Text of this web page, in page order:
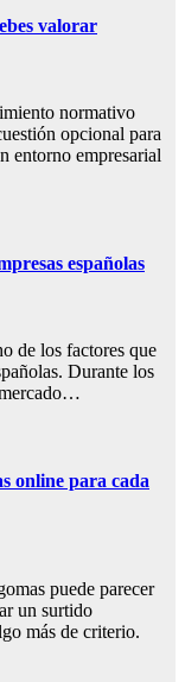
valorar
normativo
opcional para
entorno empresarial
españolas
de los factores que
Durante los
online para cada
puede parecer
un surtido
más de criterio.